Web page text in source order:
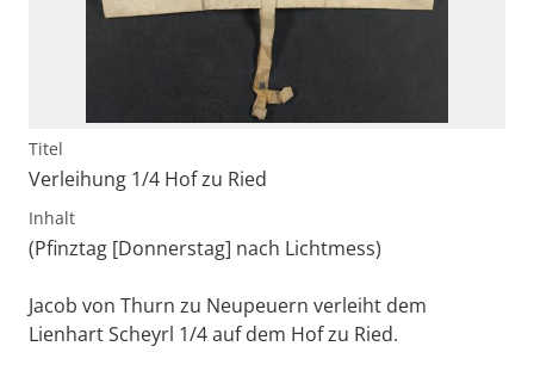
Titel
Verleihung 1/4 Hof zu Ried
Inhalt
(Pfinztag [Donnerstag] nach Lichtmess)
Jacob von Thurn zu Neupeuern verleiht dem
Lienhart Scheyrl 1/4 auf dem Hof zu Ried.